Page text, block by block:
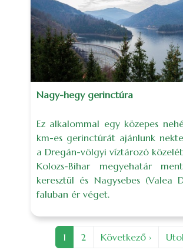
Nagy-hegy gerinctúra
Ez alkalommal egy közepes
km-es gerinctúrát ajánlunk
a Dregán-völgyi víztározó
Kolozs-Bihar megyehatár
keresztül és Nagysebes (Valea
faluban ér véget.
Oldalszámozás
Oldal
1 Oldal
2 Következő oldal
Következő ›